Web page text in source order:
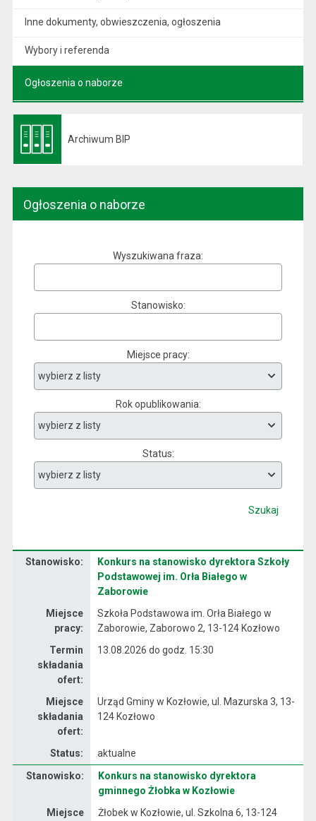
Inne dokumenty, obwieszczenia, ogłoszenia
Wybory i referenda
Ogłoszenia o naborze
Archiwum BIP
Ogłoszenia o naborze
Wyszukiwana fraza
Stanowisko
Miejsce pracy
Rok opublikowania
Status
Szukaj
Stanowisko:
Konkurs na stanowisko dyrektora Szkoły
Podstawowej im. Orła Białego w
Zaborowie
Miejsce
pracy:
Szkoła Podstawowa im. Orła Białego w
Zaborowie, Zaborowo 2, 13-124 Kozłowo
Termin
składania
ofert:
13.08.2026 do godz. 15:30
Miejsce
składania
ofert:
Urząd Gminy w Kozłowie, ul. Mazurska 3, 13-
124 Kozłowo
Status: aktualne
Stanowisko:
Konkurs na stanowisko dyrektora
gminnego Żłobka w Kozłowie
Miejsce
Żłobek w Kozłowie, ul. Szkolna 6, 13-124